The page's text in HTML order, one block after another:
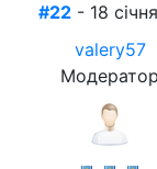
#22 - 18
valery57
Модератор